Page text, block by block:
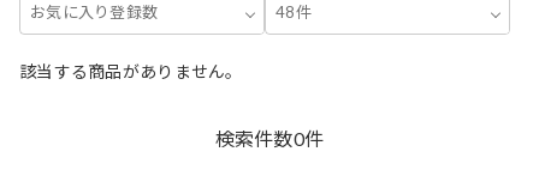
お気に入り登録数 48件
該当する商品がありません。
検索件数0件